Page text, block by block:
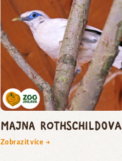
majna Rothschildova
Zobrazit více →